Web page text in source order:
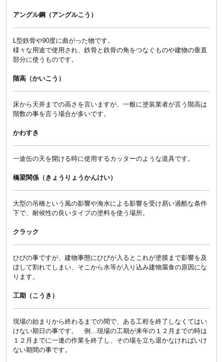
アングル鋼（アングルこう）
L型鉄骨や90度に曲がった物です。
様々な用途で使用され、鉄骨と鉄骨の角をつなぐものや建物の垂直
部分に使うものです。
階高（かいこう）
床から天井までの高さを言いますが、一般に塗装業者が言う階高は
階数の事を言う場合が多いです。
かわすき
一途缶の天を開ける時に使用するカッターのような道具です。
橋梁関係（きょうりょうかんけい）
大型の吊橋という風の影響や海水による影響を受け易い過酷な条件
下で、耐候性の良いタイプの塗料を使う場所。
クラック
ひびの事ですが、建物事態にひびが入るとこれが塗膜まで影響を及
ぼして割れてしまい、そこから水等が入り込み建物腐食の原因にな
ります。
工期（こうき）
現場の始まりから終わるまでの間で、ある工程を終了しなくてはい
けない期日の事です。 例…現場の工期が来年の１２月までの時は
１２月までに一連の作業を終了し、その場を立ち退かなければいけ
ない期間の事です。